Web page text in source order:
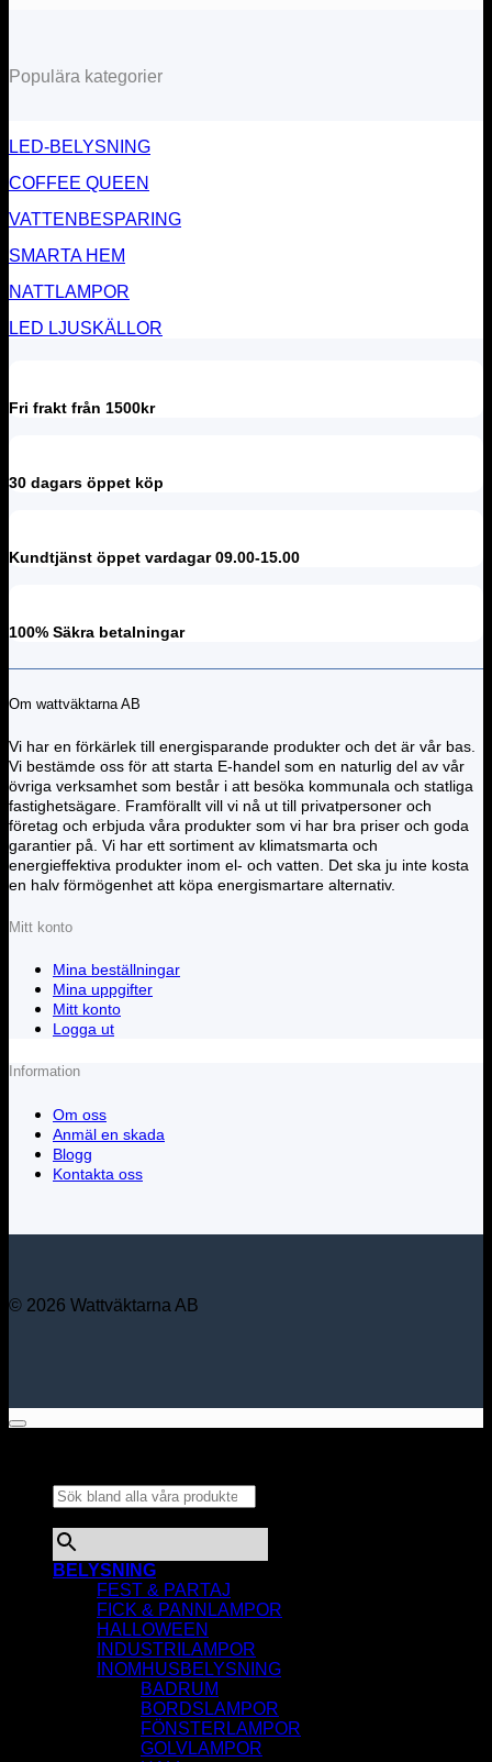
Populära kategorier
LED-BELYSNING
COFFEE QUEEN
VATTENBESPARING
SMARTA HEM
NATTLAMPOR
LED LJUSKÄLLOR
Fri frakt från 1500kr
30 dagars öppet köp
Kundtjänst öppet vardagar 09.00-15.00
100% Säkra betalningar
Om wattväktarna AB
Vi har en förkärlek till energisparande produkter och det är vår bas.
Vi bestämde oss för att starta E-handel som en naturlig del av vår
övriga verksamhet som består i att besöka kommunala och statliga
fastighetsägare. Framförallt vill vi nå ut till privatpersoner och
företag och erbjuda våra produkter som vi har bra priser och goda
garantier på. Vi har ett sortiment av klimatsmarta och
energieffektiva produkter inom el- och vatten. Det ska ju inte kosta
en halv förmögenhet att köpa energismartare alternativ.
Mitt konto
Mina beställningar
Mina uppgifter
Mitt konto
Logga ut
Information
Om oss
Anmäl en skada
Blogg
Kontakta oss
© 2026 Wattväktarna AB
BELYSNING
FEST & PARTAJ
FICK & PANNLAMPOR
HALLOWEEN
INDUSTRILAMPOR
INOMHUSBELYSNING
BADRUM
BORDSLAMPOR
FÖNSTERLAMPOR
GOLVLAMPOR